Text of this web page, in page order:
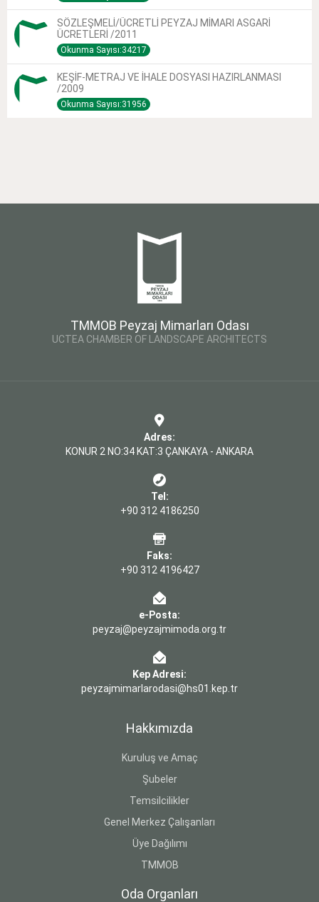
SÖZLEŞMELİ/ÜCRETLİ PEYZAJ MİMARI ASGARİ
ÜCRETLERİ /2011
Okunma Sayısı:34217
KEŞİF-METRAJ VE İHALE DOSYASI HAZIRLANMASI
/2009
Okunma Sayısı:31956
TMMOB Peyzaj Mimarları Odası
UCTEA CHAMBER OF LANDSCAPE ARCHITECTS
Adres:
KONUR 2 NO:34 KAT:3 ÇANKAYA - ANKARA
Tel:
+90 312 4186250
Faks:
+90 312 4196427
e-Posta:
peyzaj@peyzajmimoda.org.tr
Kep Adresi:
peyzajmimarlarodasi@hs01.kep.tr
Hakkımızda
Kuruluş ve Amaç
Şubeler
Temsilcilikler
Genel Merkez Çalışanları
Üye Dağılımı
TMMOB
Oda Organları